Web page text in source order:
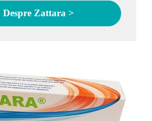
Despre Zattara >